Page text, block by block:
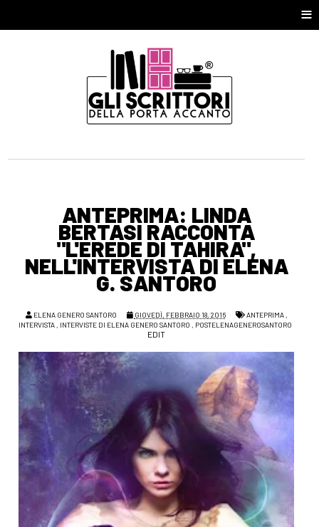
≡
ANTEPRIMA: LINDA
BERTASI RACCONTA
"L'EREDE DI TAHIRA",
NELL'INTERVISTA DI ELENA
G. SANTORO
ELENA GENERO SANTORO GIOVEDÌ, FEBBRAIO 18, 2016 ANTEPRIMA,
INTERVISTA , INTERVISTE DI ELENA GENERO SANTORO , POSTELENAGENEROSANTORO
EDIT